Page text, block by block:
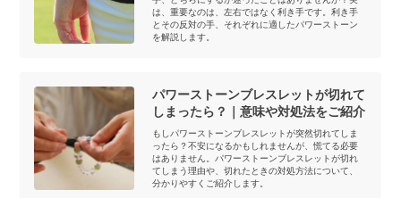
は、重要なのは、左右ではなく利き手です。利き手
とその反対の手、それぞれに適したパワーストーン
を解説します。
パワーストーンブレスレットが切れて
しまったら？｜意味や対処法をご紹介
もしパワーストーンブレスレットが突然切れてしま
ったら？不安になるかもしれませんが、慌てる必要
はありません。パワーストーンブレスレットが切れ
てしまう理由や、切れたときの対処方法について、
分かりやすくご紹介します。